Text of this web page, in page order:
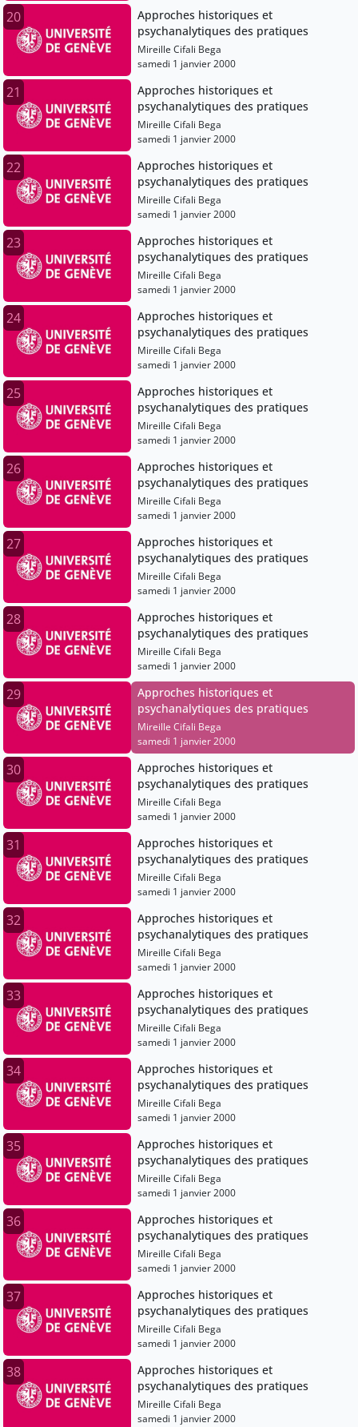
20
Approches historiques et
psychanalytiques des pratiques
Mireille Cifali Bega
samedi 1 janvier 2000
21
Approches historiques et
psychanalytiques des pratiques
Mireille Cifali Bega
samedi 1 janvier 2000
22
Approches historiques et
psychanalytiques des pratiques
Mireille Cifali Bega
samedi 1 janvier 2000
23
Approches historiques et
psychanalytiques des pratiques
Mireille Cifali Bega
samedi 1 janvier 2000
24
Approches historiques et
psychanalytiques des pratiques
Mireille Cifali Bega
samedi 1 janvier 2000
25
Approches historiques et
psychanalytiques des pratiques
Mireille Cifali Bega
samedi 1 janvier 2000
26
Approches historiques et
psychanalytiques des pratiques
Mireille Cifali Bega
samedi 1 janvier 2000
27
Approches historiques et
psychanalytiques des pratiques
Mireille Cifali Bega
samedi 1 janvier 2000
28
Approches historiques et
psychanalytiques des pratiques
Mireille Cifali Bega
samedi 1 janvier 2000
29
Approches historiques et
psychanalytiques des pratiques
Mireille Cifali Bega
samedi 1 janvier 2000
30
Approches historiques et
psychanalytiques des pratiques
Mireille Cifali Bega
samedi 1 janvier 2000
31
Approches historiques et
psychanalytiques des pratiques
Mireille Cifali Bega
samedi 1 janvier 2000
32
Approches historiques et
psychanalytiques des pratiques
Mireille Cifali Bega
samedi 1 janvier 2000
33
Approches historiques et
psychanalytiques des pratiques
Mireille Cifali Bega
samedi 1 janvier 2000
34
Approches historiques et
psychanalytiques des pratiques
Mireille Cifali Bega
samedi 1 janvier 2000
35
Approches historiques et
psychanalytiques des pratiques
Mireille Cifali Bega
samedi 1 janvier 2000
36
Approches historiques et
psychanalytiques des pratiques
Mireille Cifali Bega
samedi 1 janvier 2000
37
Approches historiques et
psychanalytiques des pratiques
Mireille Cifali Bega
samedi 1 janvier 2000
38
Approches historiques et
psychanalytiques des pratiques
Mireille Cifali Bega
samedi 1 janvier 2000